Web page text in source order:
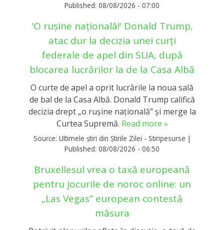
Published: 08/08/2026 - 07:00
'O rușine națională!' Donald Trump,
atac dur la decizia unei curți
federale de apel din SUA, după
blocarea lucrărilor la de la Casa Albă
O curte de apel a oprit lucrările la noua sală
de bal de la Casa Albă. Donald Trump califică
decizia drept „o rușine națională” și merge la
Curtea Supremă. Read more »
Source: Ultimele știri din Știrile Zilei - Stiripesurse |
Published: 08/08/2026 - 06:50
Bruxellesul vrea o taxă europeană
pentru jocurile de noroc online: un
„Las Vegas” european contestă
măsura